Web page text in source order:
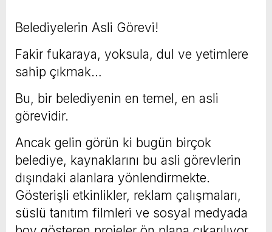
Belediyelerin Asli Görevi!
Fakir fukaraya, yoksula, dul ve yetimlere
sahip çıkmak…
Bu, bir belediyenin en temel, en asli
görevidir.
Ancak gelin görün ki bugün birçok
belediye, kaynaklarını bu asli görevlerin
dışındaki alanlara yönlendirmekte.
Gösterişli etkinlikler, reklam çalışmaları,
süslü tanıtım filmleri ve sosyal medyada